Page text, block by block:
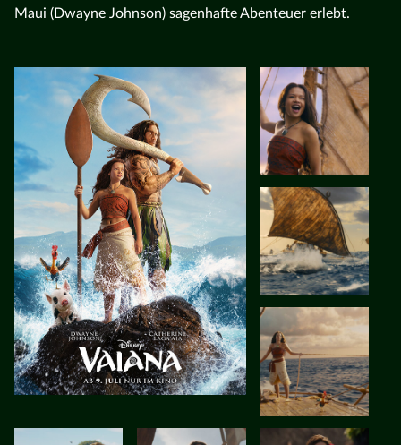
Maui (Dwayne Johnson) sagenhafte Abenteuer erlebt.